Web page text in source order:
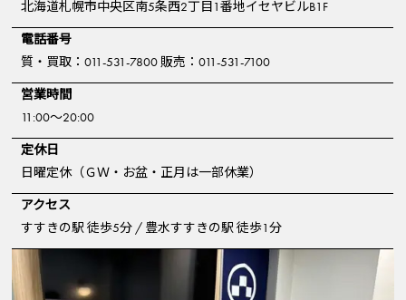
北海道札幌市中央区南5条西2丁目1番地イセヤビルB1F
電話番号
質・買取：011-531-7800 販売：011-531-7100
営業時間
11:00～20:00
定休日
日曜定休（ＧＷ・お盆・正月は一部休業）
アクセス
すすきの駅 徒歩5分 / 豊水すすきの駅 徒歩1分